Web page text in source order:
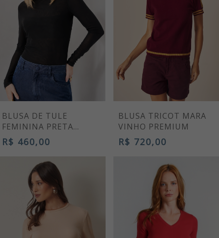
BLUSA DE TULE
FEMININA PRETA
MANGA LONGA
PREMIUM
R$ 460,00
BLUSA TRICOT MARA
VINHO PREMIUM
R$ 720,00